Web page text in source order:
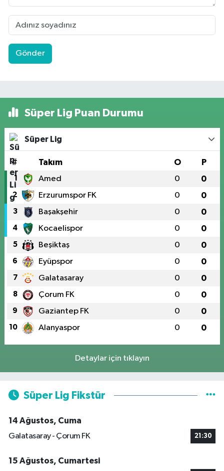
Gönder
Süper Lig Puan Durumu
Süper Lig
# Takım O P
1 Amed 0 0
2 Erzurumspor FK 0 0
3 Başakşehir 0 0
4 Kocaelispor 0 0
5 Beşiktaş 0 0
6 Eyüpspor 0 0
7 Galatasaray 0 0
8 Çorum FK 0 0
9 Gaziantep FK 0 0
10 Alanyaspor 0 0
Detaylar için tıklayın
Süper Lig Fikstür
14 Ağustos, Cuma
Galatasaray - Çorum FK
21:30
15 Ağustos, Cumartesi